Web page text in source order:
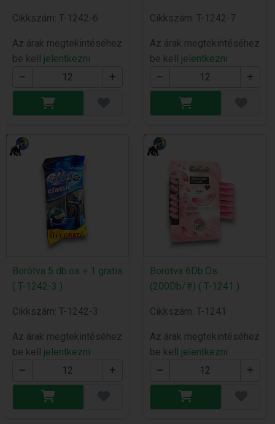
Cikkszám: T-1242-6
Az árak megtekintéséhez
be kell jelentkezni
Cikkszám: T-1242-7
Az árak megtekintéséhez
be kell jelentkezni
Borótva 5 db.os + 1 gratis
( T-1242-3 )
Cikkszám: T-1242-3
Az árak megtekintéséhez
be kell jelentkezni
Borotva 6Db.Os
(200Db/#) ( T-1241 )
Cikkszám: T-1241
Az árak megtekintéséhez
be kell jelentkezni